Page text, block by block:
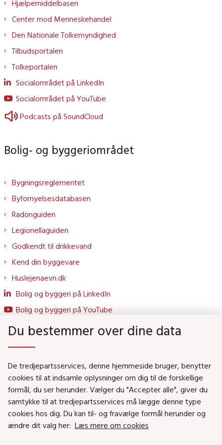
Hjælpemiddelbasen
Center mod Menneskehandel
Den Nationale Tolkemyndighed
Tilbudsportalen
Tolkeportalen
Socialområdet på LinkedIn
Socialområdet på YouTube
Podcasts på SoundCloud
Bolig- og byggeriområdet
Bygningsreglementet
Byfornyelsesdatabasen
Radonguiden
Legionellaguiden
Godkendt til drikkevand
Kend din byggevare
Huslejenaevn.dk
Bolig og byggeri på LinkedIn
Bolig og byggeri på YouTube
Social- og Boligministeriet
Job i Social- og Boligstyrelsen
Puljer og tilskud
Nyhedsbreve
Du bestemmer over dine data
De tredjepartsservices, denne hjemmeside bruger, benytter
cookies til at indsamle oplysninger om dig til de forskellige
formål, du ser herunder. Vælger du "Accepter alle", giver du
samtykke til at tredjepartsservices må lægge denne type
cookies hos dig. Du kan til- og fravælge formål herunder og
ændre dit valg her: Læs mere om cookies